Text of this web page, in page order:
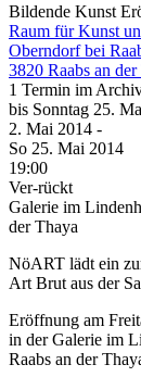
Bildende Kunst
Raum für Kunst
Oberndorf bei
3820 Raabs an der
1 Termin im
bis Sonntag 25.
2. Mai 2014 -
So 25. Mai 2014
19:00
Ver-rückt
Galerie im
der Thaya
NöART lädt ein
Art Brut aus der
Eröffnung am
in der Galerie im
Raabs an der